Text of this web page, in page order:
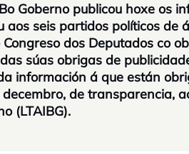
Goberno publicou hoxe os
aos seis partidos políticos de
dos Deputados co
súas obrigas de
información á que están
de transparencia,
(LTAIBG).